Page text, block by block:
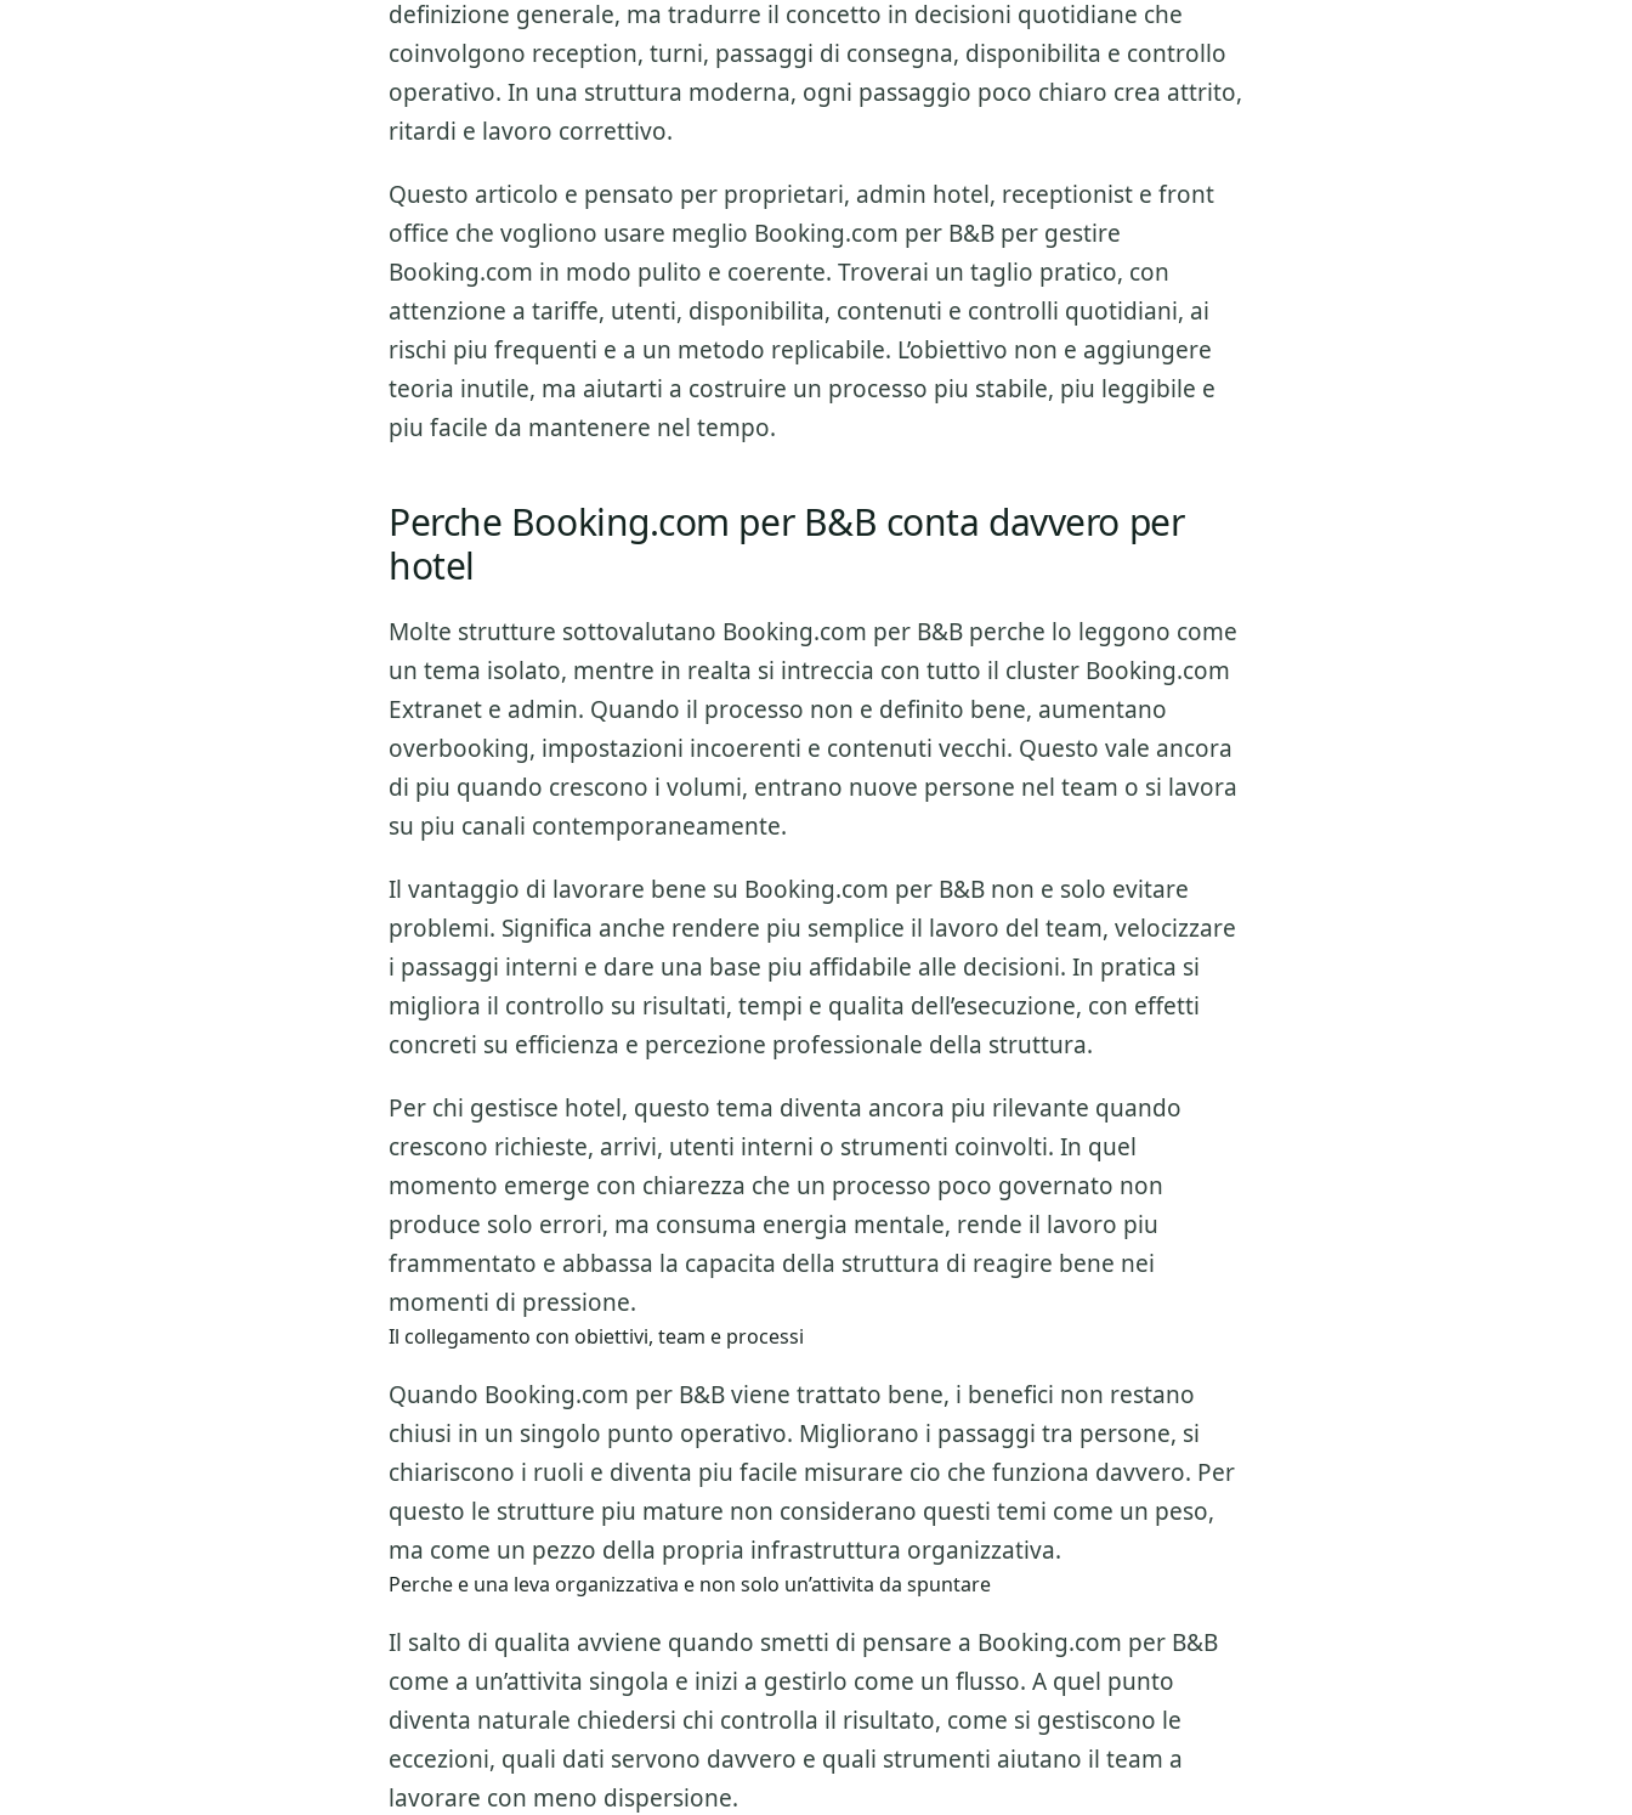
definizione generale, ma tradurre il concetto in decisioni quotidiane che
coinvolgono reception, turni, passaggi di consegna, disponibilita e controllo
operativo. In una struttura moderna, ogni passaggio poco chiaro crea attrito,
ritardi e lavoro correttivo.
Questo articolo e pensato per proprietari, admin hotel, receptionist e front
office che vogliono usare meglio Booking.com per B&B per gestire
Booking.com in modo pulito e coerente. Troverai un taglio pratico, con
attenzione a tariffe, utenti, disponibilita, contenuti e controlli quotidiani, ai
rischi piu frequenti e a un metodo replicabile. L’obiettivo non e aggiungere
teoria inutile, ma aiutarti a costruire un processo piu stabile, piu leggibile e
piu facile da mantenere nel tempo.
Perche Booking.com per B&B conta davvero per
hotel
Molte strutture sottovalutano Booking.com per B&B perche lo leggono come
un tema isolato, mentre in realta si intreccia con tutto il cluster Booking.com
Extranet e admin. Quando il processo non e definito bene, aumentano
overbooking, impostazioni incoerenti e contenuti vecchi. Questo vale ancora
di piu quando crescono i volumi, entrano nuove persone nel team o si lavora
su piu canali contemporaneamente.
Il vantaggio di lavorare bene su Booking.com per B&B non e solo evitare
problemi. Significa anche rendere piu semplice il lavoro del team, velocizzare
i passaggi interni e dare una base piu affidabile alle decisioni. In pratica si
migliora il controllo su risultati, tempi e qualita dell’esecuzione, con effetti
concreti su efficienza e percezione professionale della struttura.
Per chi gestisce hotel, questo tema diventa ancora piu rilevante quando
crescono richieste, arrivi, utenti interni o strumenti coinvolti. In quel
momento emerge con chiarezza che un processo poco governato non
produce solo errori, ma consuma energia mentale, rende il lavoro piu
frammentato e abbassa la capacita della struttura di reagire bene nei
momenti di pressione.
Il collegamento con obiettivi, team e processi
Quando Booking.com per B&B viene trattato bene, i benefici non restano
chiusi in un singolo punto operativo. Migliorano i passaggi tra persone, si
chiariscono i ruoli e diventa piu facile misurare cio che funziona davvero. Per
questo le strutture piu mature non considerano questi temi come un peso,
ma come un pezzo della propria infrastruttura organizzativa.
Perche e una leva organizzativa e non solo un’attivita da spuntare
Il salto di qualita avviene quando smetti di pensare a Booking.com per B&B
come a un’attivita singola e inizi a gestirlo come un flusso. A quel punto
diventa naturale chiedersi chi controlla il risultato, come si gestiscono le
eccezioni, quali dati servono davvero e quali strumenti aiutano il team a
lavorare con meno dispersione.